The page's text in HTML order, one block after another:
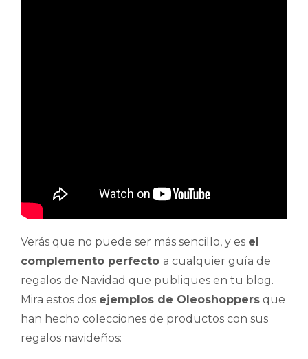
Verás que no puede ser más sencillo, y es el
complemento perfecto a cualquier guía de
regalos de Navidad que publiques en tu blog.
Mira estos dos ejemplos de Oleoshoppers que
han hecho colecciones de productos con sus
regalos navideños: